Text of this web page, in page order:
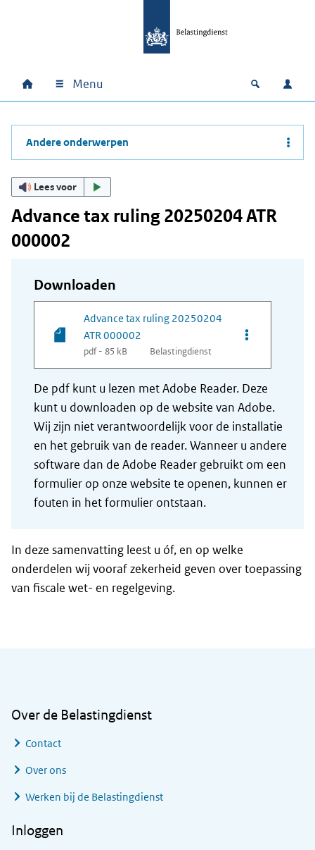
Hoofdnavigatie
Home Menu Open
Andere onderwerpen
Lees voor
Advance tax ruling 20250204 ATR
000002
Downloaden
Advance tax ruling 20250204
ATR 000002
pdf - 85 kB Belastingdienst
Opties van
De pdf kunt u lezen met Adobe Reader. Deze
kunt u downloaden op de website van Adobe.
Wij zijn niet verantwoordelijk voor de installatie
en het gebruik van de reader. Wanneer u andere
software dan de Adobe Reader gebruikt om een
formulier op onze website te openen, kunnen er
fouten in het formulier ontstaan.
In deze samenvatting leest u óf, en op welke
onderdelen wij vooraf zekerheid geven over toepassing
van fiscale wet- en regelgeving.
Over de Belastingdienst
Contact
Over ons
Werken bij de Belastingdienst
Inloggen